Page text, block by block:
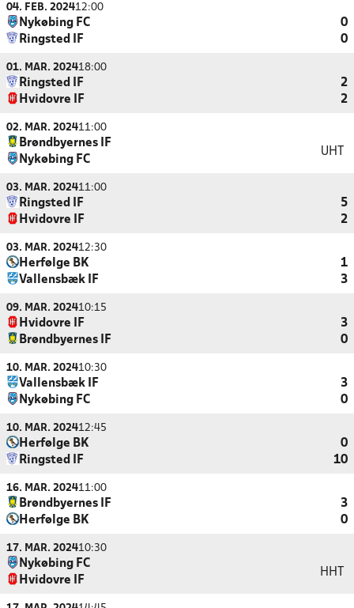
04. FEB. 202412:00
Nykøbing FC
0
Ringsted IF
0
01. MAR. 202418:00
Ringsted IF
2
Hvidovre IF
2
02. MAR. 202411:00
Brøndbyernes IF
Nykøbing FC
UHT
03. MAR. 202411:00
Ringsted IF
5
Hvidovre IF
2
03. MAR. 202412:30
Herfølge BK
1
Vallensbæk IF
3
09. MAR. 202410:15
Hvidovre IF
3
Brøndbyernes IF
0
10. MAR. 202410:30
Vallensbæk IF
3
Nykøbing FC
0
10. MAR. 202412:45
Herfølge BK
0
Ringsted IF
10
16. MAR. 202411:00
Brøndbyernes IF
3
Herfølge BK
0
17. MAR. 202410:30
Nykøbing FC
Hvidovre IF
HHT